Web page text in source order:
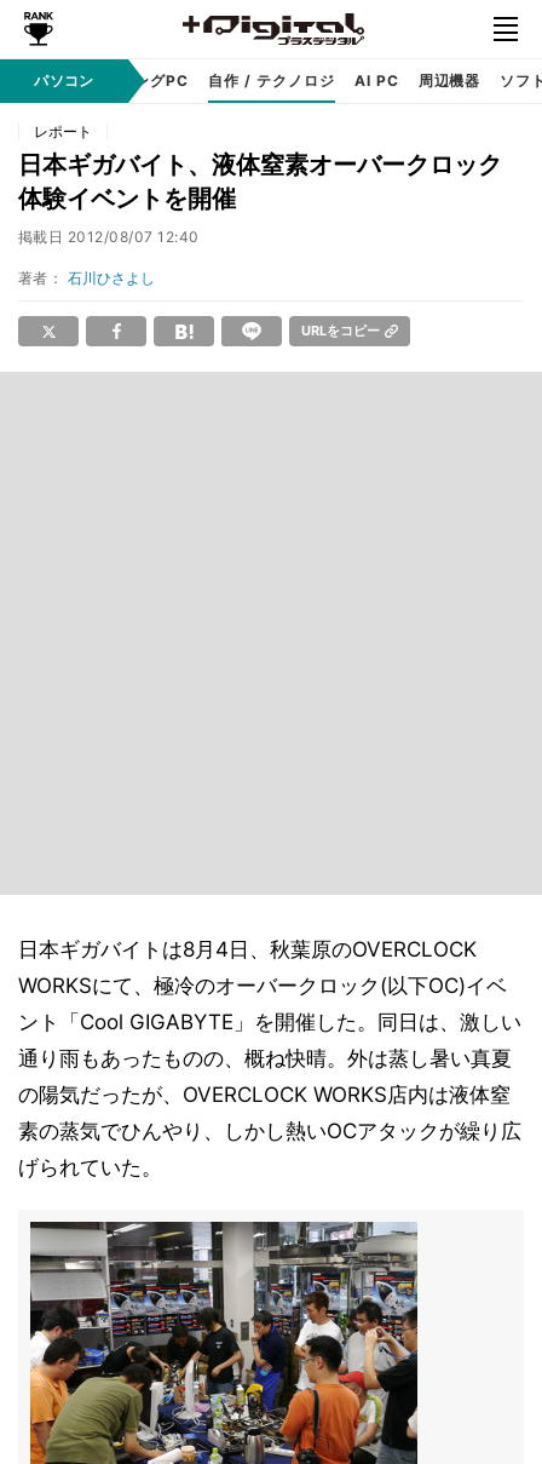
パソコン
PC本体 ゲーミングPC 自作 / テクノロジ AI PC 周辺機器 ソフ
レポート
日本ギガバイト、液体窒素オーバークロック
体験イベントを開催
掲載日 2012/08/07 12:40
著者： 石川ひさよし
URLをコピー
日本ギガバイトは8月4日、秋葉原のOVERCLOCK
WORKSにて、極冷のオーバークロック(以下OC)イベ
ント「Cool GIGABYTE」を開催した。同日は、激しい
通り雨もあったものの、概ね快晴。外は蒸し暑い真夏
の陽気だったが、OVERCLOCK WORKS店内は液体窒
素の蒸気でひんやり、しかし熱いOCアタックが繰り広
げられていた。